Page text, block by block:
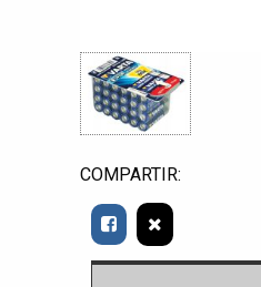
COMPARTIR: